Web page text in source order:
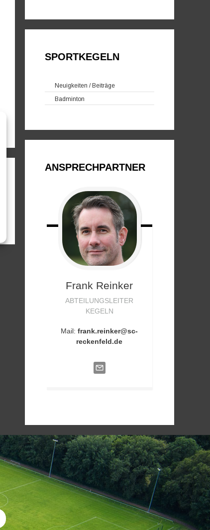
SPORTKEGELN
Neuigkeiten / Beiträge
Badminton
ANSPRECHPARTNER
Frank Reinker
ABTEILUNGSLEITER
KEGELN
Mail:frank.reinker@sc-
reckenfeld.de